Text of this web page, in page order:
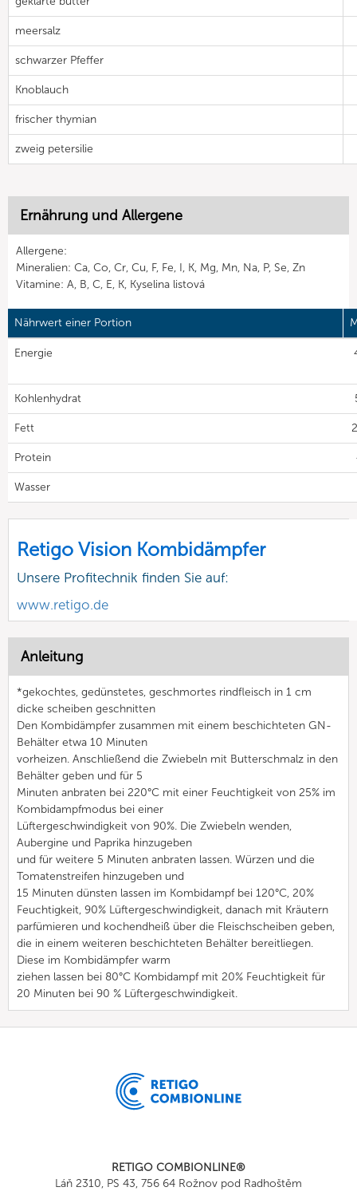
meersalz
schwarzer Pfeffer
Knoblauch
frischer thymian
zweig petersilie
Ernährung und Allergene
Allergene:
Mineralien: Ca, Co, Cr, Cu, F, Fe, I, K, Mg, Mn, Na, P, Se, Zn
Vitamine: A, B, C, E, K, Kyselina listová
Nährwert einer Portion
Energie
Kohlenhydrat
Fett
Protein
Wasser
Retigo Vision Kombidämpfer
Unsere Profitechnik finden Sie auf:
www.retigo.de
Anleitung
*gekochtes, gedünstetes, geschmortes rindfleisch in 1 cm
dicke scheiben geschnitten
Den Kombidämpfer zusammen mit einem beschichteten GN-
Behälter etwa 10 Minuten
vorheizen. Anschließend die Zwiebeln mit Butterschmalz in den
Behälter geben und für 5
Minuten anbraten bei 220°C mit einer Feuchtigkeit von 25% im
Kombidampfmodus bei einer
Lüftergeschwindigkeit von 90%. Die Zwiebeln wenden,
Aubergine und Paprika hinzugeben
und für weitere 5 Minuten anbraten lassen. Würzen und die
Tomatenstreifen hinzugeben und
15 Minuten dünsten lassen im Kombidampf bei 120°C, 20%
Feuchtigkeit, 90% Lüftergeschwindigkeit, danach mit Kräutern
parfümieren und kochendheiß über die Fleischscheiben geben,
die in einem weiteren beschichteten Behälter bereitliegen.
Diese im Kombidämpfer warm
ziehen lassen bei 80°C Kombidampf mit 20% Feuchtigkeit für
20 Minuten bei 90 % Lüftergeschwindigkeit.
RETIGO COMBIONLINE®
Láň 2310, PS 43, 756 64 Rožnov pod Radhoštěm